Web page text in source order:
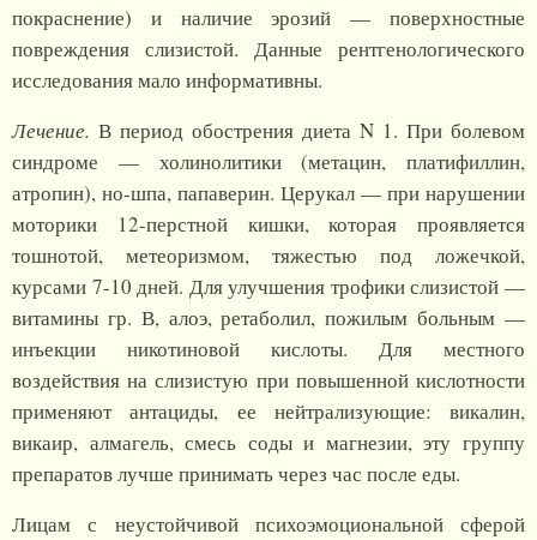
покраснение) и наличие эрозий — поверхностные
повреждения слизистой. Данные рентгенологического
исследования мало информативны.
Лечение. В период обострения диета N 1. При болевом
синдроме — холинолитики (метацин, платифиллин,
атропин), но-шпа, папаверин. Церукал — при нарушении
моторики 12-перстной кишки, которая проявляется
тошнотой, метеоризмом, тяжестью под ложечкой,
курсами 7-10 дней. Для улучшения трофики слизистой —
витамины гр. В, алоэ, ретаболил, пожилым больным —
инъекции никотиновой кислоты. Для местного
воздействия на слизистую при повышенной кислотности
применяют антациды, ее нейтрализующие: викалин,
викаир, алмагель, смесь соды и магнезии, эту группу
препаратов лучше принимать через час после еды.
Лицам с неустойчивой психоэмоциональной сферой